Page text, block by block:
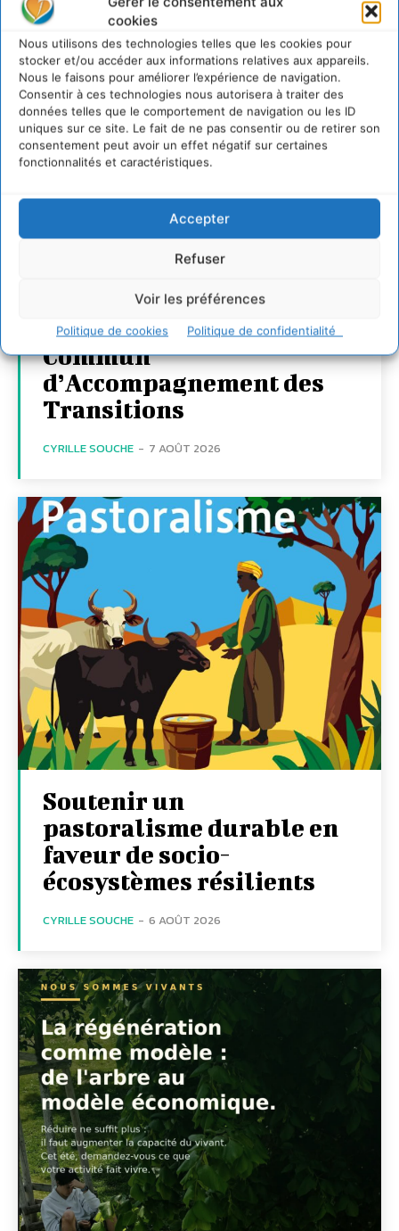
cookies
Nous utilisons des technologies telles que les cookies pour
stocker et/ou accéder aux informations relatives aux appareils.
Nous le faisons pour améliorer l’expérience de navigation.
Consentir à ces technologies nous autorisera à traiter des
données telles que le comportement de navigation ou les ID
uniques sur ce site. Le fait de ne pas consentir ou de retirer son
consentement peut avoir un effet négatif sur certaines
fonctionnalités et caractéristiques.
Accepter
Refuser
Voir les préférences
Politique de cookies Politique de confidentialité
Transformer les
dialogue et la
coopération avec un
Commun
d’Accompagnement des
Transitions
CYRILLE SOUCHE - 7 AOÛT 2026
Soutenir un
pastoralisme durable en
faveur de socio-
écosystèmes résilients
CYRILLE SOUCHE - 6 AOÛT 2026